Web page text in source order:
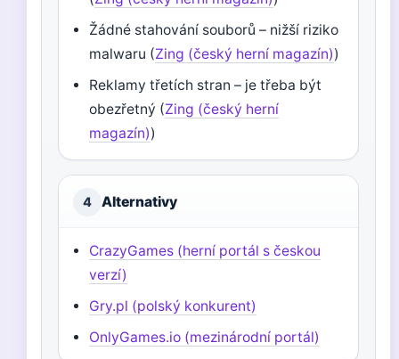
Žádné stahování souborů – nižší riziko
malwaru (Zing (český herní magazín))
Reklamy třetích stran – je třeba být
obezřetný (Zing (český herní
magazín))
4 Alternativy
CrazyGames (herní portál s českou
verzí)
Gry.pl (polský konkurent)
OnlyGames.io (mezinárodní portál)